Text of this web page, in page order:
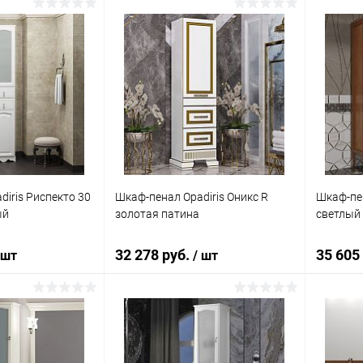
Сравнение
Под заказ
В корзину
Купить в 1 клик Сравнение
В избранное Под заказ В
Риспекто 30
Шкаф-пенал Opadiris Оникс R
золотая патина
32 278 руб. / шт
В корзину
Шкаф-
светлый
35